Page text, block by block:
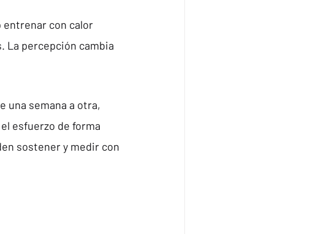
entrenar con calor
La percepción cambia
una semana a otra,
esfuerzo de forma
sostener y medir con